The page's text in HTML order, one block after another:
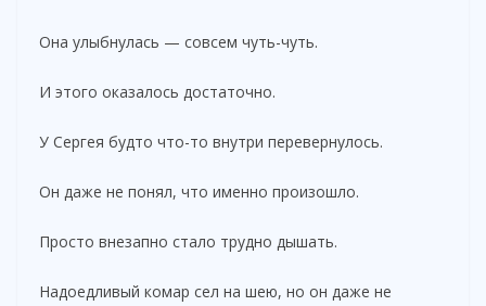
Она улыбнулась — совсем чуть-чуть.
И этого оказалось достаточно.
У Сергея будто что-то внутри перевернулось.
Он даже не понял, что именно произошло.
Просто внезапно стало трудно дышать.
Надоедливый комар сел на шею, но он даже не